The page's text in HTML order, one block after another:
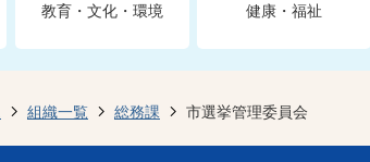
教育・文化・環境 健康・福祉
組織一覧 総務課 市選挙管理委員会